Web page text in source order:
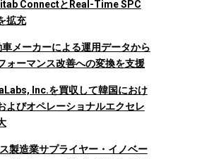
ConnectとReal-Time SPC
拡充
メーカーによる運用データから
ォーマンス改善への変換を支援
Inc.を買収して韓国におけ
よびオペレーショナルエクセレ
製造業サプライヤー・イノベー